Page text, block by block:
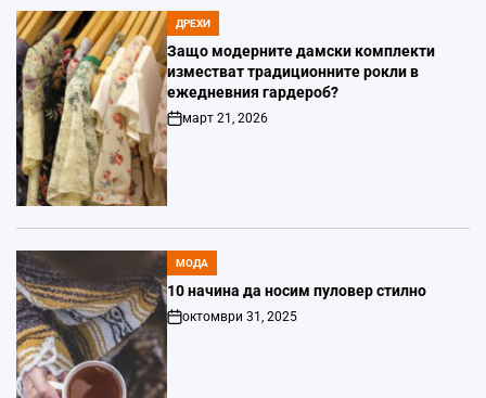
POSTED
IN
ДРЕХИ
Защо модерните дамски комплекти
изместват традиционните рокли в
ежедневния гардероб?
Post
Date
март 21, 2026
POSTED
IN
МОДА
10 начина да носим пуловер стилно
Post
октомври 31, 2025